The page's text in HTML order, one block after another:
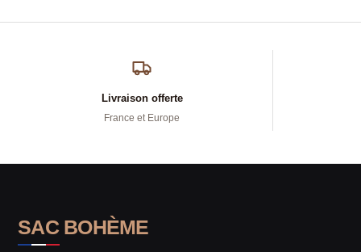
Livraison offerte
France et Europe
SAC BOHÈME